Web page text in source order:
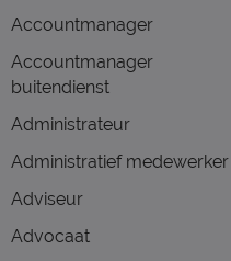
Accountmanager
Accountmanager
buitendienst
Administrateur
Administratief medewerker
Adviseur
Advocaat